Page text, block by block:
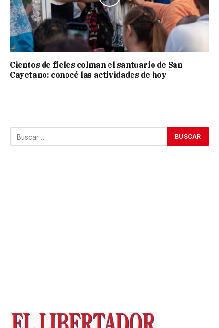
Cientos de fieles colman el santuario de San
Cayetano: conocé las actividades de hoy